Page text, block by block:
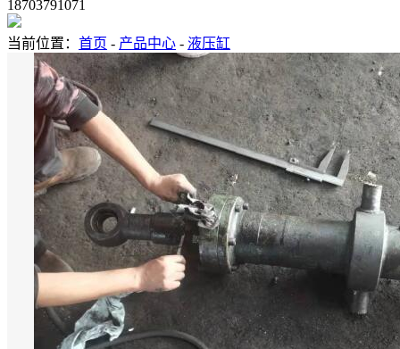
18703791071
当前位置： 首页 - 产品中心 - 液压缸